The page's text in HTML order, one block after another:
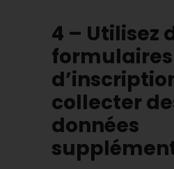
4 – Utilisez
formulaires
collecter
données